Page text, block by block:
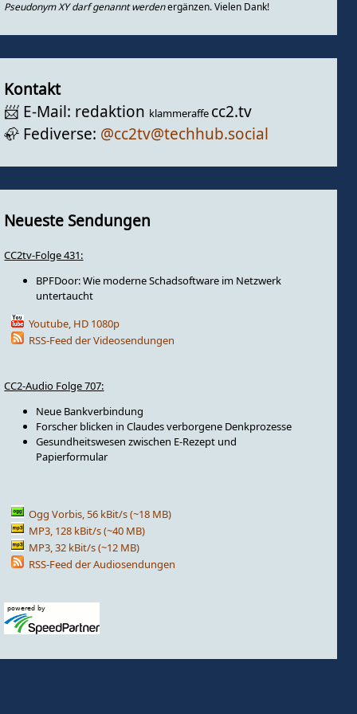
Pseudonym XY darf genannt werdenergänzen. Vielen Dank!
Kontakt
📨️ E-Mail: redaktion klammeraffe cc2.tv
🦣️ Fediverse: @cc2tv@techhub.social
Neueste Sendungen
CC2tv-Folge 431:
BPFDoor: Wie moderne Schadsoftware im Netzwerk
untertaucht
Youtube, HD 1080p
RSS-Feed der Videosendungen
CC2-Audio Folge 707:
Neue Bankverbindung
Forscher blicken in Claudes verborgene Denkprozesse
Gesundheitswesen zwischen E-Rezept und
Papierformular
Ogg Vorbis, 56 kBit/s (~18 MB)
MP3, 128 kBit/s (~40 MB)
MP3, 32 kBit/s (~12 MB)
RSS-Feed der Audiosendungen